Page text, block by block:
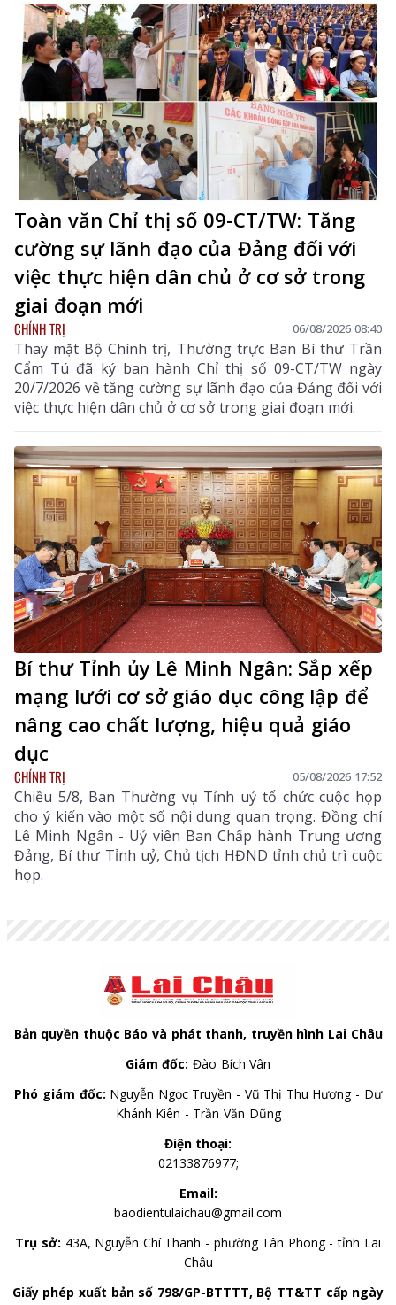
Toàn văn Chỉ thị số 09-CT/TW: Tăng
cường sự lãnh đạo của Đảng đối với
việc thực hiện dân chủ ở cơ sở trong
giai đoạn mới
CHÍNH TRỊ 06/08/2026 08:40
Thay mặt Bộ Chính trị, Thường trực Ban Bí thư Trần
Cẩm Tú đã ký ban hành Chỉ thị số 09-CT/TW ngày
20/7/2026 về tăng cường sự lãnh đạo của Đảng đối với
việc thực hiện dân chủ ở cơ sở trong giai đoạn mới.
Bí thư Tỉnh ủy Lê Minh Ngân: Sắp xếp
mạng lưới cơ sở giáo dục công lập để
nâng cao chất lượng, hiệu quả giáo
dục
CHÍNH TRỊ 05/08/2026 17:52
Chiều 5/8, Ban Thường vụ Tỉnh uỷ tổ chức cuộc họp
cho ý kiến vào một số nội dung quan trọng. Đồng chí
Lê Minh Ngân - Uỷ viên Ban Chấp hành Trung ương
Đảng, Bí thư Tỉnh uỷ, Chủ tịch HĐND tỉnh chủ trì cuộc
họp.
Bản quyền thuộc Báo và phát thanh, truyền hình Lai Châu
Giám đốc: Đào Bích Vân
Phó giám đốc: Nguyễn Ngọc Truyền - Vũ Thị Thu Hương - Dư
Khánh Kiên - Trần Văn Dũng
Điện thoại:
02133876977;
Email:
baodientulaichau@gmail.com
Trụ sở: 43A, Nguyễn Chí Thanh - phường Tân Phong - tỉnh Lai
Châu
Giấy phép xuất bản số 798/GP-BTTTT, Bộ TT&TT cấp ngày